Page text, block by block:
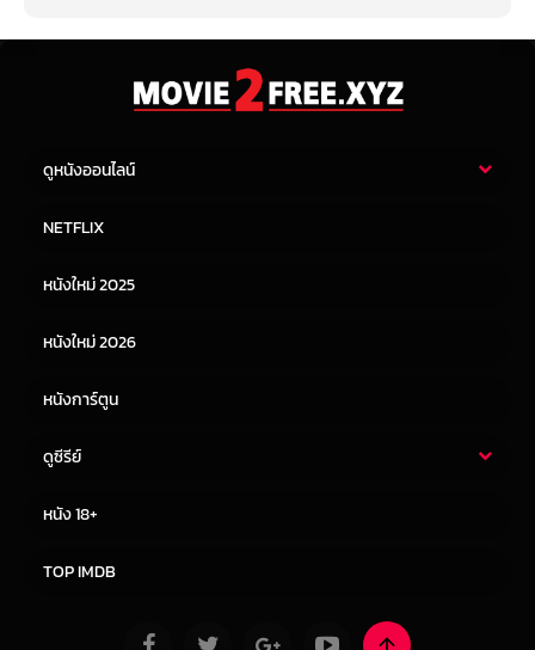
ดูหนังออนไลน์
หนังจีน
NETFLIX
หนังใหม่ 2025
หนังใหม่ 2026
หนังการ์ตูน
ดูซีรีย์
หนัง 18+
TOP IMDB